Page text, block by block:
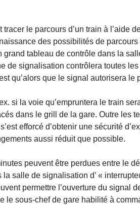
tracer le parcours d’un train à l’aide
des possibilités de parcours
grand tableau de contrôle dans la
de signalisation contrôlera toutes
qu’alors que le signal autorisera le
si la voie qu’empruntera le train
dans le grill de la gare. Outre les
efforcé d’obtenir une sécurité
aussi réduit que possible.
peuvent être perdues entre le
la salle de signalisation d’ «
permettre l’ouverture du signal
le sous-chef de gare habilité à